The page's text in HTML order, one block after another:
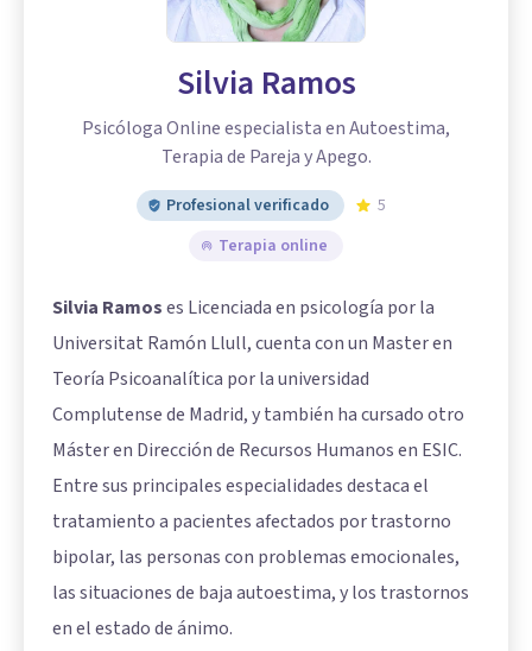
Silvia Ramos
Psicóloga Online especialista en Autoestima,
Terapia de Pareja y Apego.
Profesional verificado
5
Terapia online
Silvia Ramoses Licenciada en psicología por la
Universitat Ramón Llull, cuenta con un Master en
Teoría Psicoanalítica por la universidad
Complutense de Madrid, y también ha cursado otro
Máster en Dirección de Recursos Humanos en ESIC.
Entre sus principales especialidades destaca el
tratamiento a pacientes afectados por trastorno
bipolar, las personas con problemas emocionales,
las situaciones de baja autoestima, y los trastornos
en el estado de ánimo.